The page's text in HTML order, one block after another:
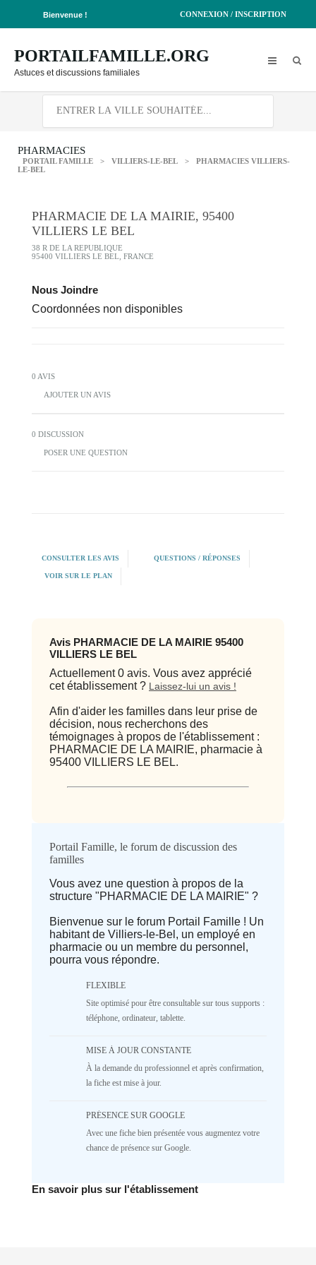
Bienvenue ! CONNEXION / INSCRIPTION
PORTAILFAMILLE.ORG
Astuces et discussions familiales
PHARMACIES
PORTAIL FAMILLE > VILLIERS-LE-BEL >
PHARMACIES VILLIERS-
LE-BEL
PHARMACIE DE LA MAIRIE, 95400
VILLIERS LE BEL
38 R DE LA REPUBLIQUE
95400 VILLIERS LE BEL, FRANCE
Nous Joindre
Coordonnées non disponibles
0 AVIS
AJOUTER UN AVIS
0 DISCUSSION
POSER UNE QUESTION
CONSULTER LES AVIS QUESTIONS / RÉPONSES
VOIR SUR LE PLAN
Avis PHARMACIE DE LA MAIRIE 95400
VILLIERS LE BEL
Actuellement 0 avis. Vous avez apprécié
cet établissement ? Laissez-lui un avis !
Afin d'aider les familles dans leur prise de
décision, nous recherchons des
témoignages à propos de l'établissement :
PHARMACIE DE LA MAIRIE, pharmacie à
95400 VILLIERS LE BEL.
Avis
⭐ Qualité
Deprecated: implode(): Passing null to
parameter #1 ($separator) of type
array|string is deprecated in
1687
5 4 3
2
1
NR
Deprecated: implode(): Passing null to
parameter #1 ($separator) of type
/home/lepetitbz/portailfamille.org/lib/Cake/View/
1687
5 4 3
2
Portail Famille, le forum de discussion des
familles
Vous avez une question à propos de la
structure "PHARMACIE DE LA MAIRIE" ?
Bienvenue sur le forum Portail Famille ! Un
habitant de Villiers-le-Bel, un employé en
pharmacie ou un membre du personnel,
pourra vous répondre.
FLEXIBLE
Site optimisé pour être consultable sur tous supports :
téléphone, ordinateur, tablette.
MISE À JOUR CONSTANTE
À la demande du professionnel et après confirmation,
la fiche est mise à jour.
PRÉSENCE SUR GOOGLE
Avec une fiche bien présentée vous augmentez votre
chance de présence sur Google.
En savoir plus sur l'établissement